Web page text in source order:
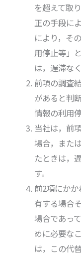
を超えて取
正の手段に
により，そ
用停止等」
は，遅滞な
前項の調査
があると判
情報の利用
当社は，前
場合，また
たときは，
す。
前2項にか
有する場合
場合であっ
めに必要な
は，この代